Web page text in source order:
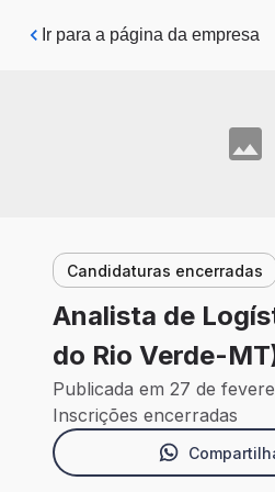
Pular para o conteúdo principal
Ir para a página da empresa
Candidaturas encerradas
Analista de
do Rio Verde-
Publicada em 27 de
Inscrições encerradas